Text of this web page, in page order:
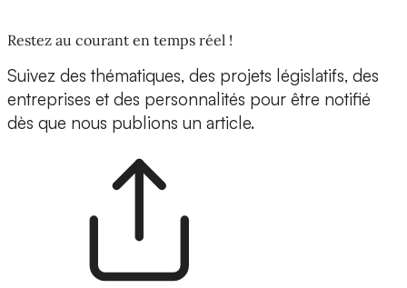
Restez au courant en temps réel !
Suivez des thématiques, des projets législatifs, des
entreprises et des personnalités pour être notifié
dès que nous publions un article.